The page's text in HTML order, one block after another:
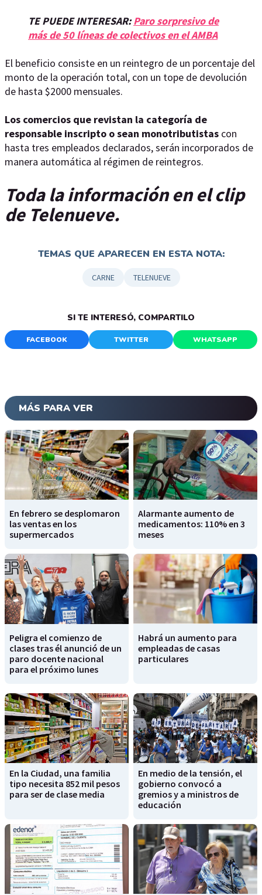
TE PUEDE INTERESAR:Paro sorpresivo de
más de 50 líneas de colectivos en el AMBA
El beneficio consiste en un reintegro de un porcentaje del
monto de la operación total, con un tope de devolución
de hasta $2000 mensuales.
Los comercios que revistan la categoría de
responsable inscripto o sean monotributistas con
hasta tres empleados declarados, serán incorporados de
manera automática al régimen de reintegros.
Toda la información en el clip
de Telenueve.
TEMAS QUE APARECEN EN ESTA NOTA:
CARNE TELENUEVE
SI TE INTERESÓ, COMPARTILO
FACEBOOK TWITTER WHATSAPP
MÁS PARA VER
En febrero se desplomaron
las ventas en los
supermercados
Alarmante aumento de
medicamentos: 110% en 3
meses
Peligra el comienzo de
clases tras él anunció de un
paro docente nacional
para el próximo lunes
Habrá un aumento para
empleadas de casas
particulares
En la Ciudad, una familia
tipo necesita 852 mil pesos
para ser de clase media
En medio de la tensión, el
gobierno convocó a
gremios y a ministros de
educación